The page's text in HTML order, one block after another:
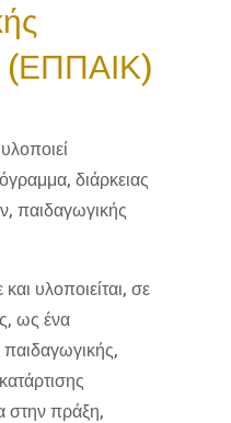
(ΕΠΠΑΙΚ)
διάρκειας
παιδαγωγικής
υλοποιείται, σε
ως ένα
στην πράξη,